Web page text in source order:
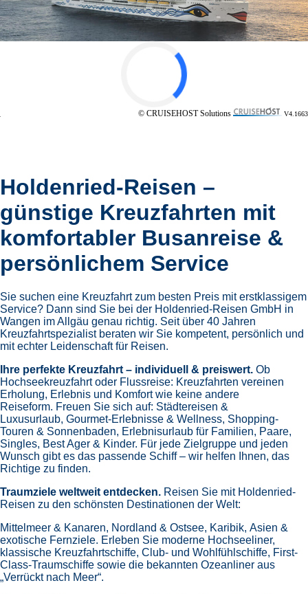
© CRUISEHOST Solutions V4.1663
Holdenried-Reisen –
günstige Kreuzfahrten mit
komfortabler Busanreise &
persönlichem Service
Sie suchen eine Kreuzfahrt zum besten Preis mit erstklassigem
Service? Dann sind Sie bei der Holdenried-Reisen GmbH in
Wangen im Allgäu genau richtig. Seit über 40 Jahren
Kreuzfahrtspezialist beraten wir Sie kompetent, persönlich und
mit echter Leidenschaft für Reisen.
Ihre perfekte Kreuzfahrt – individuell & preiswert. Ob
Hochseekreuzfahrt oder Flussreise: Kreuzfahrten vereinen
Erholung, Erlebnis und Komfort wie keine andere
Reiseform. Freuen Sie sich auf: Städtereisen &
Luxusurlaub, Gourmet-Erlebnisse & Wellness, Shopping-
Touren & Sonnenbaden, Erlebnisurlaub für Familien, Paare,
Singles, Best Ager & Kinder. Für jede Zielgruppe und jeden
Wunsch gibt es das passende Schiff – wir helfen Ihnen, das
Richtige zu finden.
Traumziele weltweit entdecken. Reisen Sie mit Holdenried-
Reisen zu den schönsten Destinationen der Welt:
Mittelmeer & Kanaren, Nordland & Ostsee, Karibik, Asien &
exotische Fernziele. Erleben Sie moderne Hochseeliner,
klassische Kreuzfahrtschiffe, Club- und Wohlfühlschiffe, First-
Class-Traumschiffe sowie die bekannten Ozeanliner aus
„Verrückt nach Meer“.